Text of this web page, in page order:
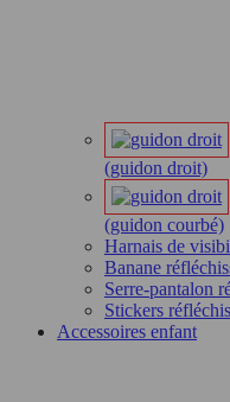
(guidon droit)
(guidon courbé)
Harnais de
Banane
Serre-pantalon
Stickers
Accessoires enfant